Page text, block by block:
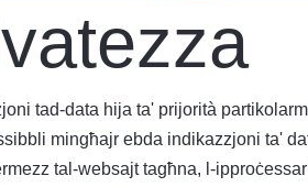
tad-data hija ta' prijorità
mingħajr ebda indikazzjoni ta'
tal-websajt tagħna, l-